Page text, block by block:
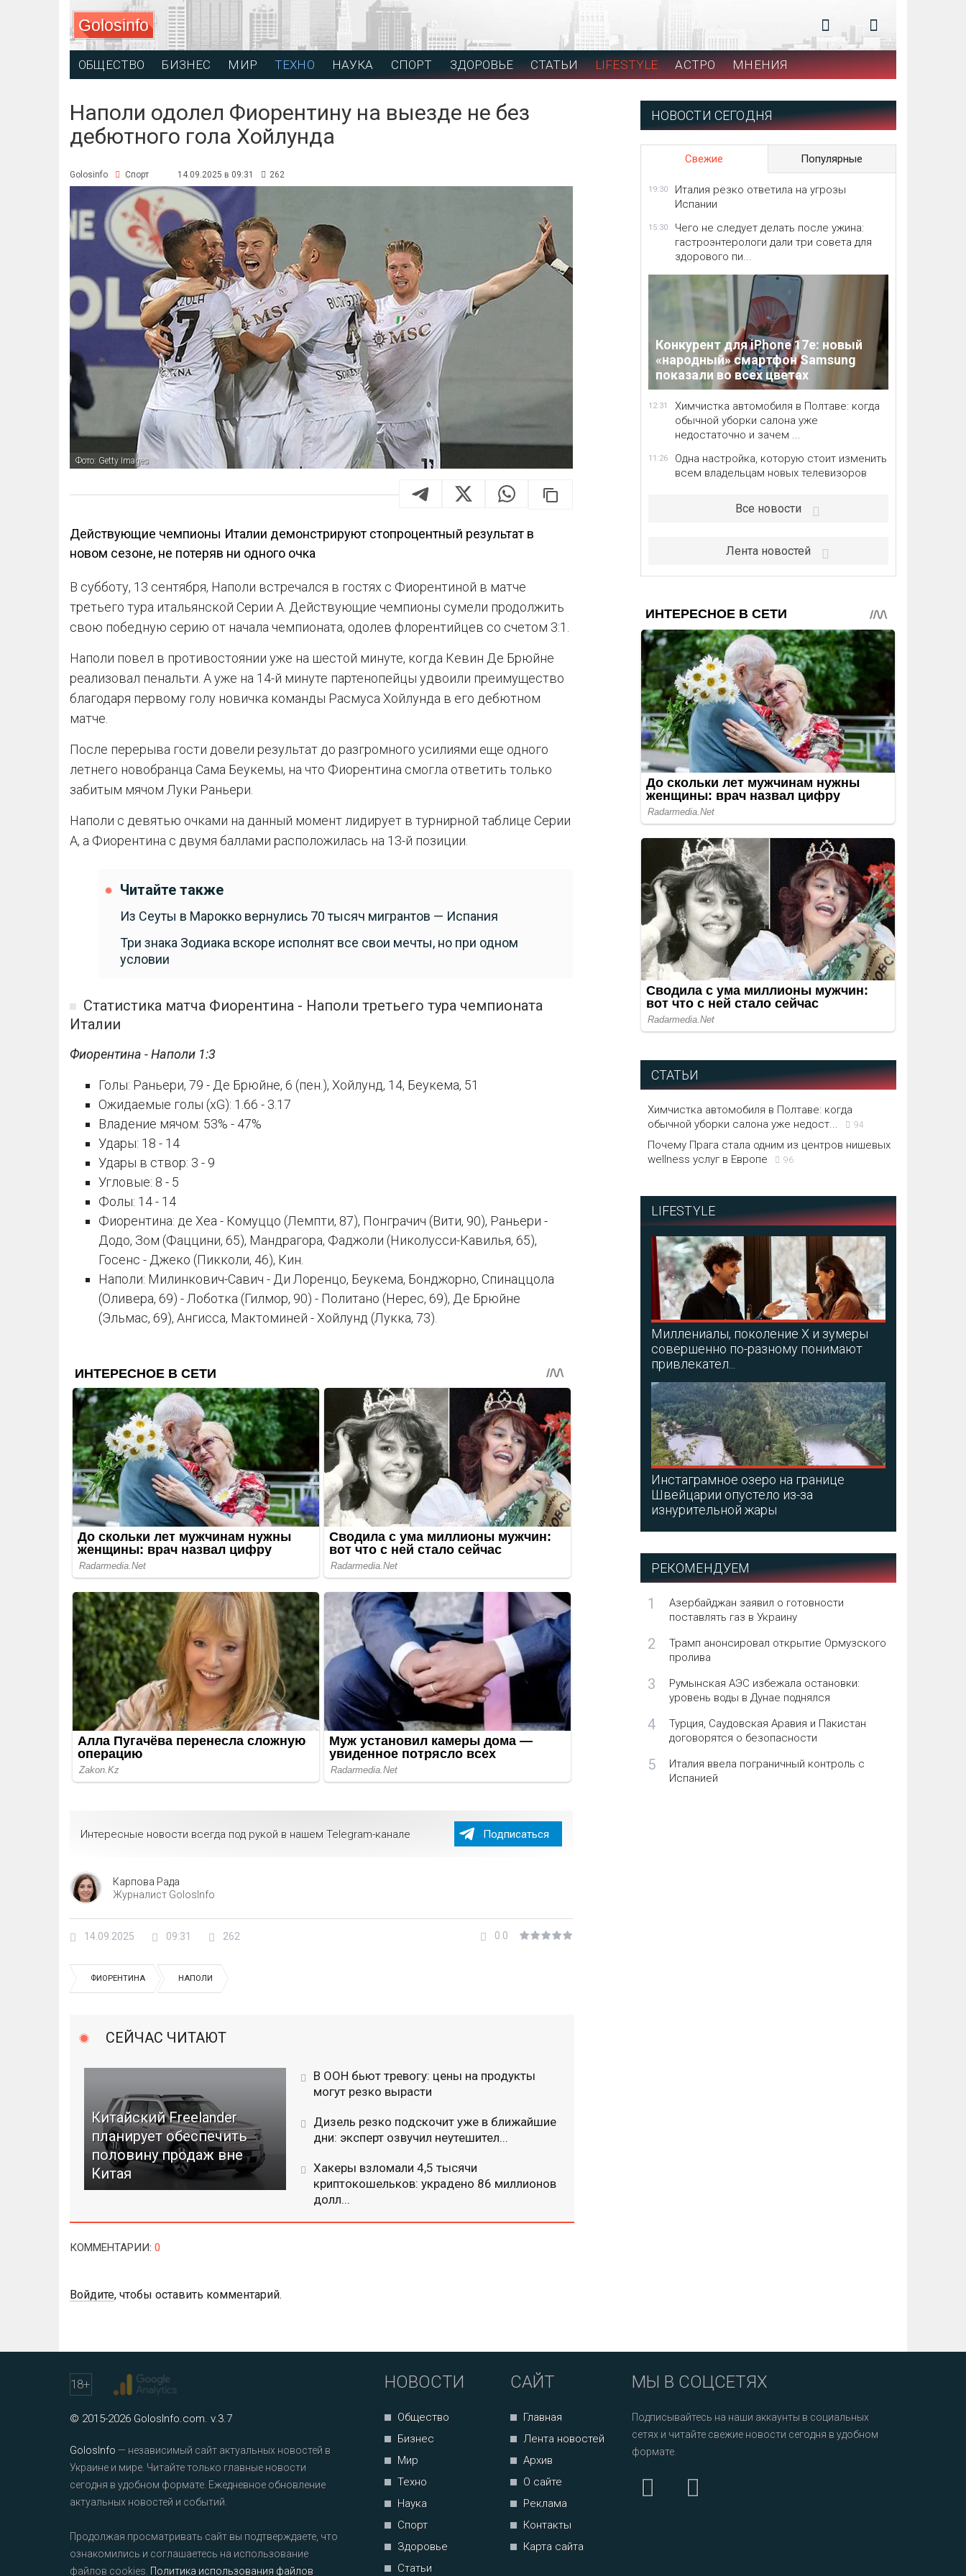
Golosinfo
ОБЩЕСТВО БИЗНЕС МИР ТЕХНО НАУКА СПОРТ ЗДОРОВЬЕ СТАТЬИ LIFESTYLE АСТРО МНЕНИЯ
Наполи одолел Фиорентину на выезде не без
дебютного гола Хойлунда
Golosinfo Спорт 14.09.2025 в 09:31 262
Фото: Getty Images
Действующие чемпионы Италии демонстрируют стопроцентный результат в
новом сезоне, не потеряв ни одного очка
В субботу, 13 сентября, Наполи встречался в гостях с Фиорентиной в матче
третьего тура итальянской Серии А. Действующие чемпионы сумели продолжить
свою победную серию от начала чемпионата, одолев флорентийцев со счетом 3:1.
Наполи повел в противостоянии уже на шестой минуте, когда Кевин Де Брюйне
реализовал пенальти. А уже на 14-й минуте партенопейцы удвоили преимущество
благодаря первому голу новичка команды Расмуса Хойлунда в его дебютном
матче.
После перерыва гости довели результат до разгромного усилиями еще одного
летнего новобранца Сама Беукемы, на что Фиорентина смогла ответить только
забитым мячом Луки Раньери.
Наполи с девятью очками на данный момент лидирует в турнирной таблице Серии
А, а Фиорентина с двумя баллами расположилась на 13-й позиции.
Читайте также
Из Сеуты в Марокко вернулись 70 тысяч мигрантов — Испания
Три знака Зодиака вскоре исполнят все свои мечты, но при одном
условии
Статистика матча Фиорентина - Наполи третьего тура чемпионата
Италии
Фиорентина - Наполи 1:3
Голы: Раньери, 79 - Де Брюйне, 6 (пен.), Хойлунд, 14, Беукема, 51
Ожидаемые голы (xG): 1.66 - 3.17
Владение мячом: 53% - 47%
Удары: 18 - 14
Удары в створ: 3 - 9
Угловые: 8 - 5
Фолы: 14 - 14
Фиорентина: де Хеа - Комуццо (Лемпти, 87), Понграчич (Вити, 90), Раньери -
Додо, Зом (Фаццини, 65), Мандрагора, Фаджоли (Николусси-Кавилья, 65),
Госенс - Джеко (Пикколи, 46), Кин.
Наполи: Милинкович-Савич - Ди Лоренцо, Беукема, Бонджорно, Спинаццола
(Оливера, 69) - Лоботка (Гилмор, 90) - Политано (Нерес, 69), Де Брюйне
(Эльмас, 69), Ангисса, Мактоминей - Хойлунд (Лукка, 73).
Интересные новости всегда под рукой в нашем Telegram-канале Подписаться
Карпова Рада
Журналист GolosInfo
14.09.2025 09:31 262 0.0
ФИОРЕНТИНА НАПОЛИ
СЕЙЧАС ЧИТАЮТ
Китайский Freelander
планирует обеспечить
половину продаж вне
Китая
В ООН бьют тревогу: цены на продукты
могут резко вырасти
Дизель резко подскочит уже в ближайшие
дни: эксперт озвучил неутешител...
Хакеры взломали 4,5 тысячи
криптокошельков: украдено 86 миллионов
долл...
КОММЕНТАРИИ: 0
Войдите, чтобы оставить комментарий.
НОВОСТИ СЕГОДНЯ
Свежие Популярные
19:30
Италия резко ответила на угрозы
Испании
15:30
Чего не следует делать после ужина:
гастроэнтерологи дали три совета для
здорового пи...
Конкурент для iPhone 17e: новый
«народный» смартфон Samsung
показали во всех цветах
12:31
Химчистка автомобиля в Полтаве: когда
обычной уборки салона уже
недостаточно и зачем ...
11:26
Одна настройка, которую стоит изменить
всем владельцам новых телевизоров
Все новости
Лента новостей
СТАТЬИ
Химчистка автомобиля в Полтаве: когда
обычной уборки салона уже недост...
94
Почему Прага стала одним из центров нишевых
wellness услуг в Европе
96
LIFESTYLE
Миллениалы, поколение X и зумеры
совершенно по-разному понимают
привлекател...
Инстаграмное озеро на границе
Швейцарии опустело из-за
изнурительной жары
РЕКОМЕНДУЕМ
1
Азербайджан заявил о готовности
поставлять газ в Украину
2
Трамп анонсировал открытие Ормузского
пролива
3
Румынская АЭС избежала остановки:
уровень воды в Дунае поднялся
4
Турция, Саудовская Аравия и Пакистан
договорятся о безопасности
5
Италия ввела пограничный контроль с
Испанией
18+
© 2015-2026 GolosInfo.com. v.3.7
GolosInfo — независимый сайт актуальных новостей в
Украине и мире. Читайте только главные новости
сегодня в удобном формате. Ежедневное обновление
актуальных новостей и событий.
Продолжая просматривать сайт вы подтверждаете, что
ознакомились и соглашаетесь на использование
файлов cookies. Политика использования файлов
НОВОСТИ
Общество
Бизнес
Мир
Техно
Наука
Спорт
Здоровье
Статьи
САЙТ
Главная
Лента новостей
Архив
О сайте
Реклама
Контакты
Карта сайта
МЫ В СОЦСЕТЯХ
Подписывайтесь на наши аккаунты в социальных
сетях и читайте свежие новости сегодня в удобном
формате.